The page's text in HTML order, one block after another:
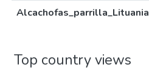
Top country views